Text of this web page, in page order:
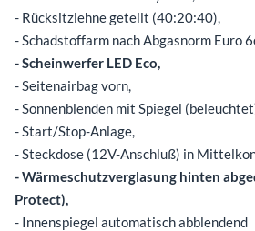
- Rücksitzlehne geteilt (40:20:40),
- Schadstoffarm nach Abgasnorm Euro
- Scheinwerfer LED Eco,
- Seitenairbag vorn,
- Sonnenblenden mit Spiegel
- Start/Stop-Anlage,
- Steckdose (12V-Anschluß) in
- Wärmeschutzverglasung hinten
Protect),
- Innenspiegel automatisch abblendend